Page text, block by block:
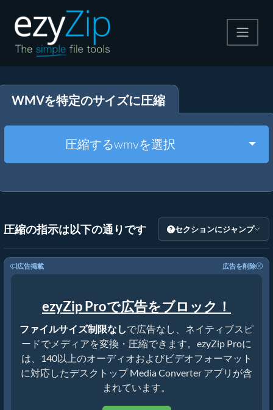
解凍する
その他のツール
WMVを特定のサイズに圧縮
圧縮するwmvを選択
圧縮の指示は以下の通りです セクションにジャンプ
広告掲載 広告を削除
ezyZip Proで広告をブロック！
ファイルサイズ制限なしで広告なし、ネイティブスピ
ードでメディアを変換・圧縮できます。ezyZip Proに
は、140以上のオーディオおよびビデオフォーマット
に対応したデスクトップ Media Converter アプリが含
まれています。